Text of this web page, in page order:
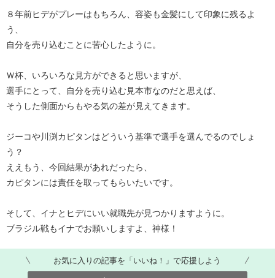
８年前ヒデがプレーはもちろん、容姿も金髪にして印象に残るよ
う、
自分を売り込むことに苦心したように。
Ｗ杯、いろいろな見方ができると思いますが、
選手にとって、自分を売り込む見本市なのだと思えば、
そうした側面からもやる気の差が見えてきます。
ジーコや川渕カピタンはどういう基準で選手を選んでるのでしょ
う？
ええもう、今回結果があれだったら、
カピタンには責任を取ってもらいたいです。
そして、イナとヒデにいい就職先が見つかりますように。
ブラジル戦もイナでお願いしますよ、神様！
お気に入りの記事を「いいね！」で応援しよう